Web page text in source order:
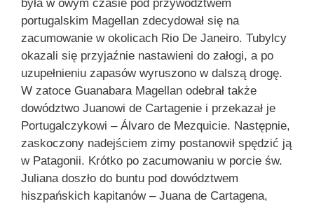
była w owym czasie pod przywództwem
portugalskim Magellan zdecydował się na
zacumowanie w okolicach Rio De Janeiro. Tubylcy
okazali się przyjaźnie nastawieni do załogi, a po
uzupełnieniu zapasów wyruszono w dalszą drogę.
W zatoce Guanabara Magellan odebrał także
dowództwo Juanowi de Cartagenie i przekazał je
Portugalczykowi – Álvaro de Mezquicie. Następnie,
zaskoczony nadejściem zimy postanowił spędzić ją
w Patagonii. Krótko po zacumowaniu w porcie św.
Juliana doszło do buntu pod dowództwem
hiszpańskich kapitanów – Juana de Cartagena,